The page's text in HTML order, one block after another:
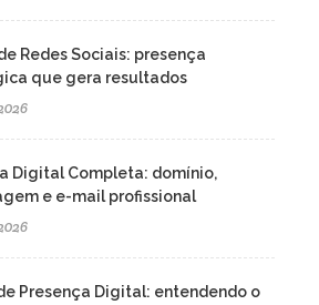
Redes Sociais: presença
que gera resultados
Digital Completa: domínio,
e e-mail profissional
Presença Digital: entendendo o